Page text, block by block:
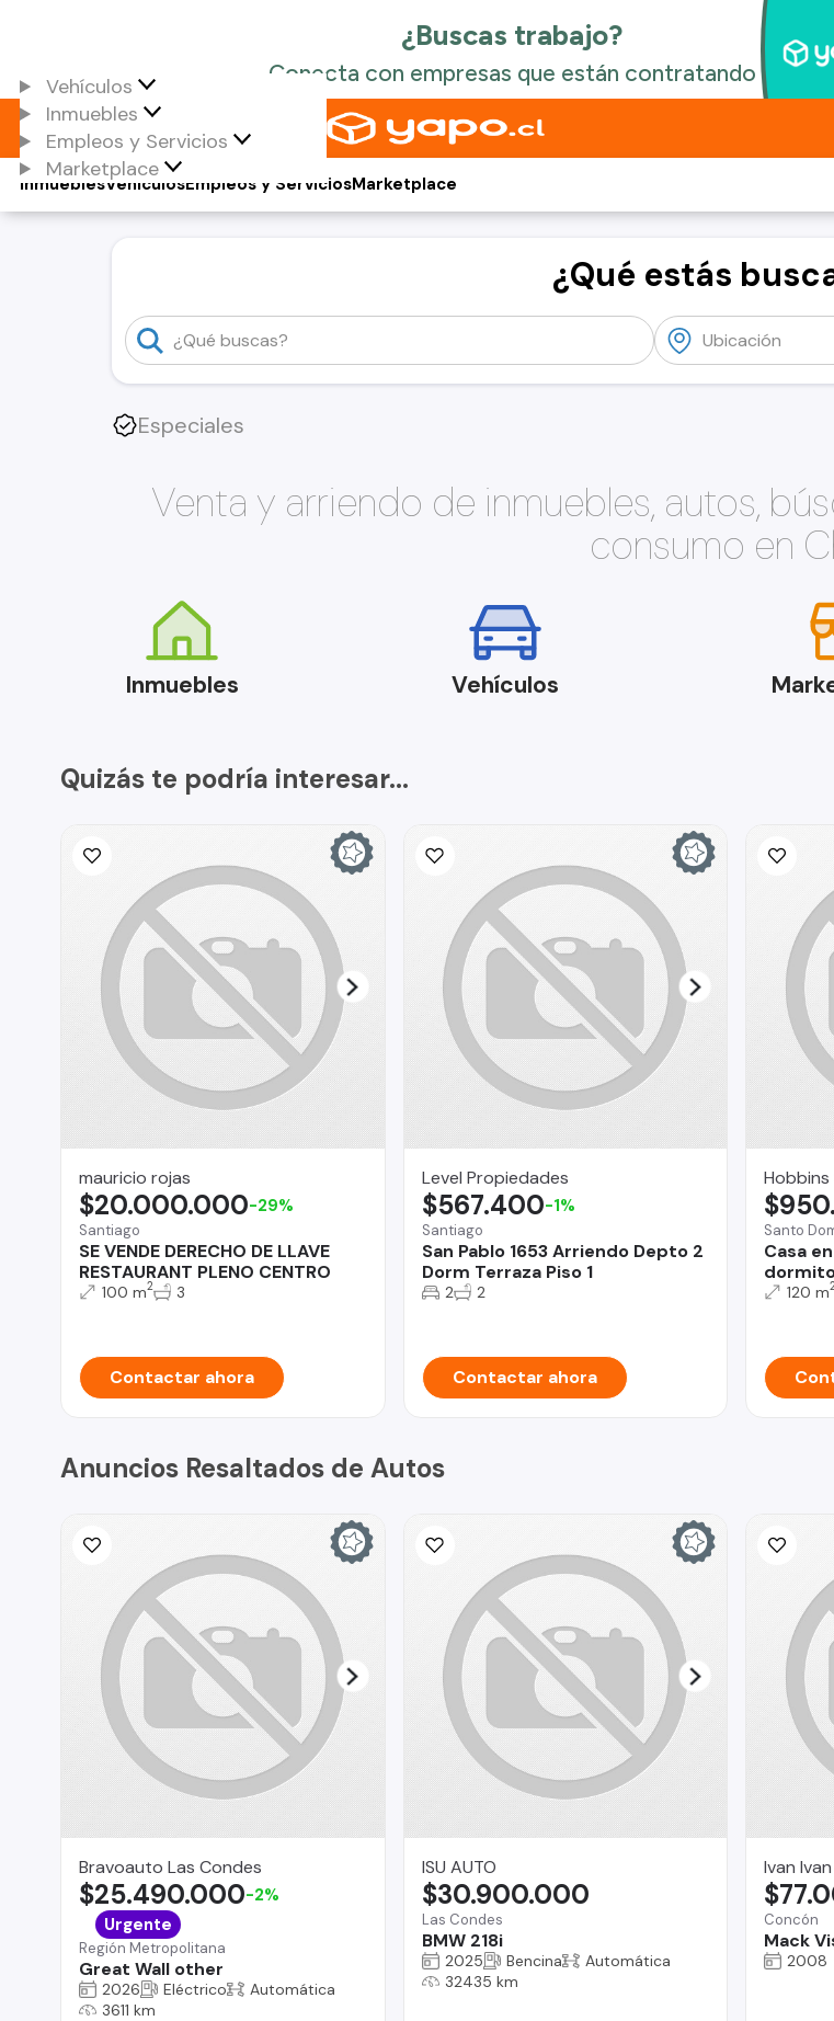
Vehículos
Inmuebles
Empleos y Servicios
Marketplace
Vehículos
Inmuebles Empleos y ServiciosMarketplace
¿Qué estás
Especiales
Venta y arriendo de inmuebles, autos,
consumo en
Inmuebles Vehículos
Quizás te podría interesar...
mauricio rojas
Santiago
SE VENDE DERECHO DE LLAVE
RESTAURANT PLENO CENTRO
$20.000.000-29%
100 m2 3
Contactar ahora
Level Propiedades
Santiago
San Pablo 1653 Arriendo Depto 2
Dorm Terraza Piso 1
$567.400-1%
2 2
Contactar ahora
Santo
Casa
120 m
Anuncios Resaltados de Autos
Bravoauto Las Condes
Región Metropolitana
Great Wall other
$25.490.000-2%
Urgente
2026 Eléctrico
Automática
3611 km
ISU AUTO
Las Condes
BMW 218i
$30.900.000
2025 Bencina
Automática
32435 km
Ivan
Concón
Mack
2008